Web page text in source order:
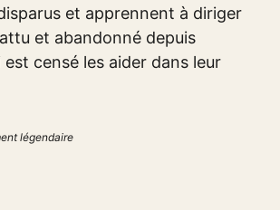
et apprennent à diriger
et abandonné depuis
censé les aider dans leur
légendaire